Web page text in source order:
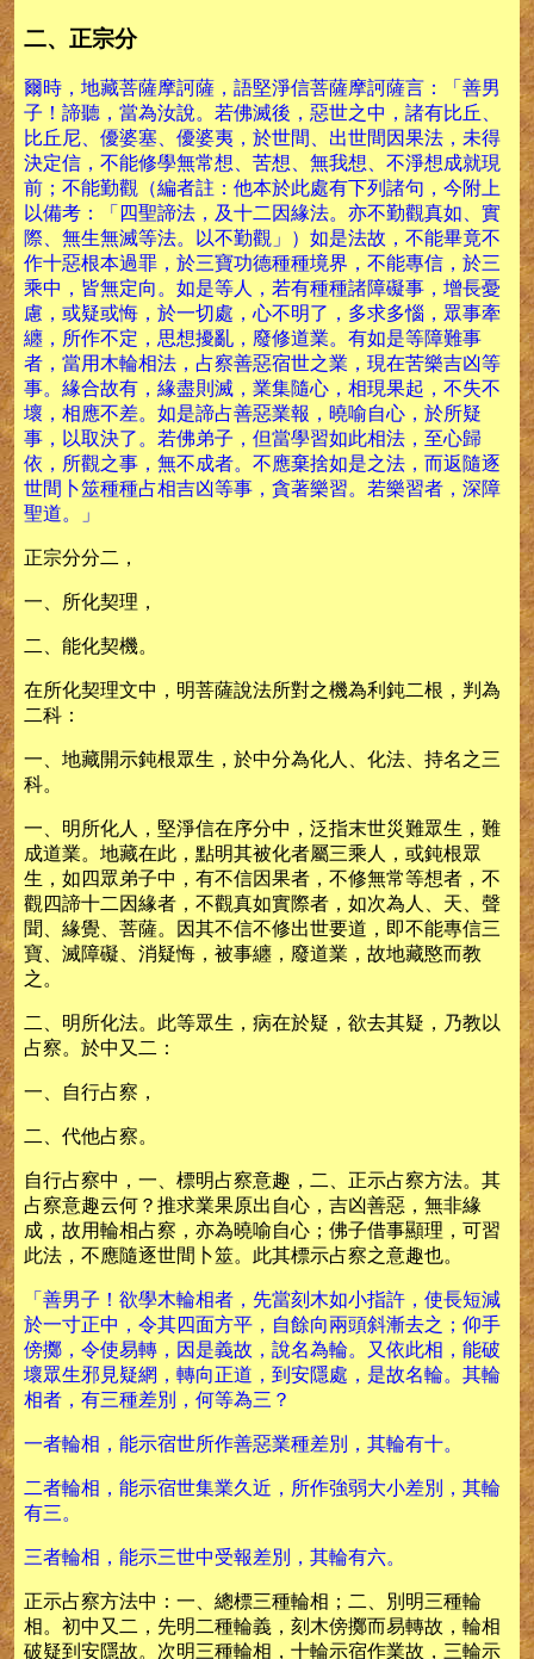
二、正宗分
爾時，地藏菩薩摩訶薩，語堅淨信菩薩摩訶薩言：「善男
子！諦聽，當為汝說。若佛滅後，惡世之中，諸有比丘、
比丘尼、優婆塞、優婆夷，於世間、出世間因果法，未得
決定信，不能修學無常想、苦想、無我想、不淨想成就現
前；不能勤觀（編者註：他本於此處有下列諸句，今附上
以備考：「四聖諦法，及十二因緣法。亦不勤觀真如、實
際、無生無滅等法。以不勤觀」）如是法故，不能畢竟不
作十惡根本過罪，於三寶功德種種境界，不能專信，於三
乘中，皆無定向。如是等人，若有種種諸障礙事，增長憂
慮，或疑或悔，於一切處，心不明了，多求多惱，眾事牽
纏，所作不定，思想擾亂，廢修道業。有如是等障難事
者，當用木輪相法，占察善惡宿世之業，現在苦樂吉凶等
事。緣合故有，緣盡則滅，業集隨心，相現果起，不失不
壞，相應不差。如是諦占善惡業報，曉喻自心，於所疑
事，以取決了。若佛弟子，但當學習如此相法，至心歸
依，所觀之事，無不成者。不應棄捨如是之法，而返隨逐
世間卜筮種種占相吉凶等事，貪著樂習。若樂習者，深障
聖道。」
正宗分分二，
一、所化契理，
二、能化契機。
在所化契理文中，明菩薩說法所對之機為利鈍二根，判為
二科：
一、地藏開示鈍根眾生，於中分為化人、化法、持名之三
科。
一、明所化人，堅淨信在序分中，泛指末世災難眾生，難
成道業。地藏在此，點明其被化者屬三乘人，或鈍根眾
生，如四眾弟子中，有不信因果者，不修無常等想者，不
觀四諦十二因緣者，不觀真如實際者，如次為人、天、聲
聞、緣覺、菩薩。因其不信不修出世要道，即不能專信三
寶、滅障礙、消疑悔，被事纏，廢道業，故地藏愍而教
之。
二、明所化法。此等眾生，病在於疑，欲去其疑，乃教以
占察。於中又二：
一、自行占察，
二、代他占察。
自行占察中，一、標明占察意趣，二、正示占察方法。其
占察意趣云何？推求業果原出自心，吉凶善惡，無非緣
成，故用輪相占察，亦為曉喻自心；佛子借事顯理，可習
此法，不應隨逐世間卜筮。此其標示占察之意趣也。
「善男子！欲學木輪相者，先當刻木如小指許，使長短減
於一寸正中，令其四面方平，自餘向兩頭斜漸去之；仰手
傍擲，令使易轉，因是義故，說名為輪。又依此相，能破
壞眾生邪見疑網，轉向正道，到安隱處，是故名輪。其輪
相者，有三種差別，何等為三？
一者輪相，能示宿世所作善惡業種差別，其輪有十。
二者輪相，能示宿世集業久近，所作強弱大小差別，其輪
有三。
三者輪相，能示三世中受報差別，其輪有六。
正示占察方法中：一、總標三種輪相；二、別明三種輪
相。初中又二，先明二種輪義，刻木傍擲而易轉故，輪相
破疑到安隱故。次明三種輪相，十輪示宿作業故，三輪示